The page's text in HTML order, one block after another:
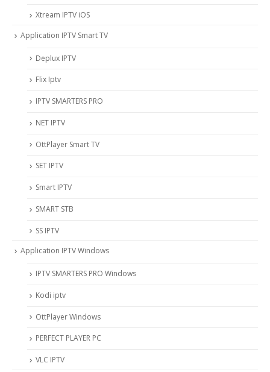
Xtream IPTV iOS
Application IPTV Smart TV
Deplux IPTV
Flix Iptv
IPTV SMARTERS PRO
NET IPTV
OttPlayer Smart TV
SET IPTV
Smart IPTV
SMART STB
SS IPTV
Application IPTV Windows
IPTV SMARTERS PRO Windows
Kodi iptv
OttPlayer Windows
PERFECT PLAYER PC
VLC IPTV